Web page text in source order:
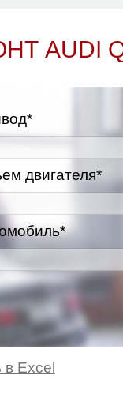
AUDI
двигателя*
Excel